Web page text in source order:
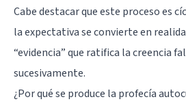
Cabe destacar que este proceso es
la expectativa se convierte en
“evidencia” que ratifica la creencia
sucesivamente.
¿Por qué se produce la profecía